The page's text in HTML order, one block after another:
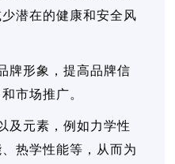
潜在的健康和安全风
牌形象，提高品牌信
市场推广。
及元素，例如力学性
热学性能等，从而为